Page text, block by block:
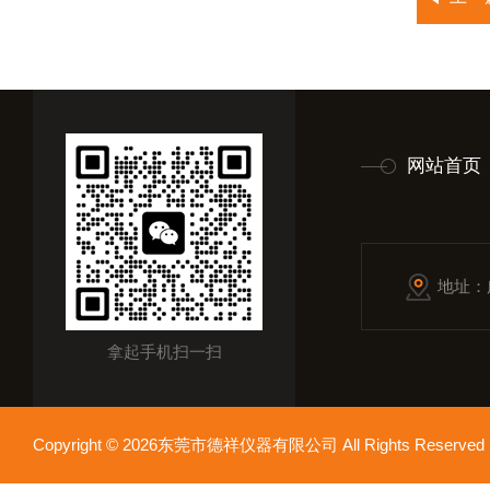
拿起手机扫一扫
网站首页
地址
Copyright © 2026东莞市德祥仪器有限公司 All Rights